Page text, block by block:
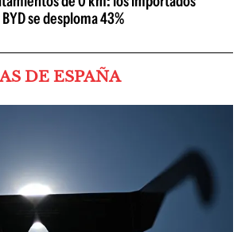
se desploma 43%
DE ESPAÑA